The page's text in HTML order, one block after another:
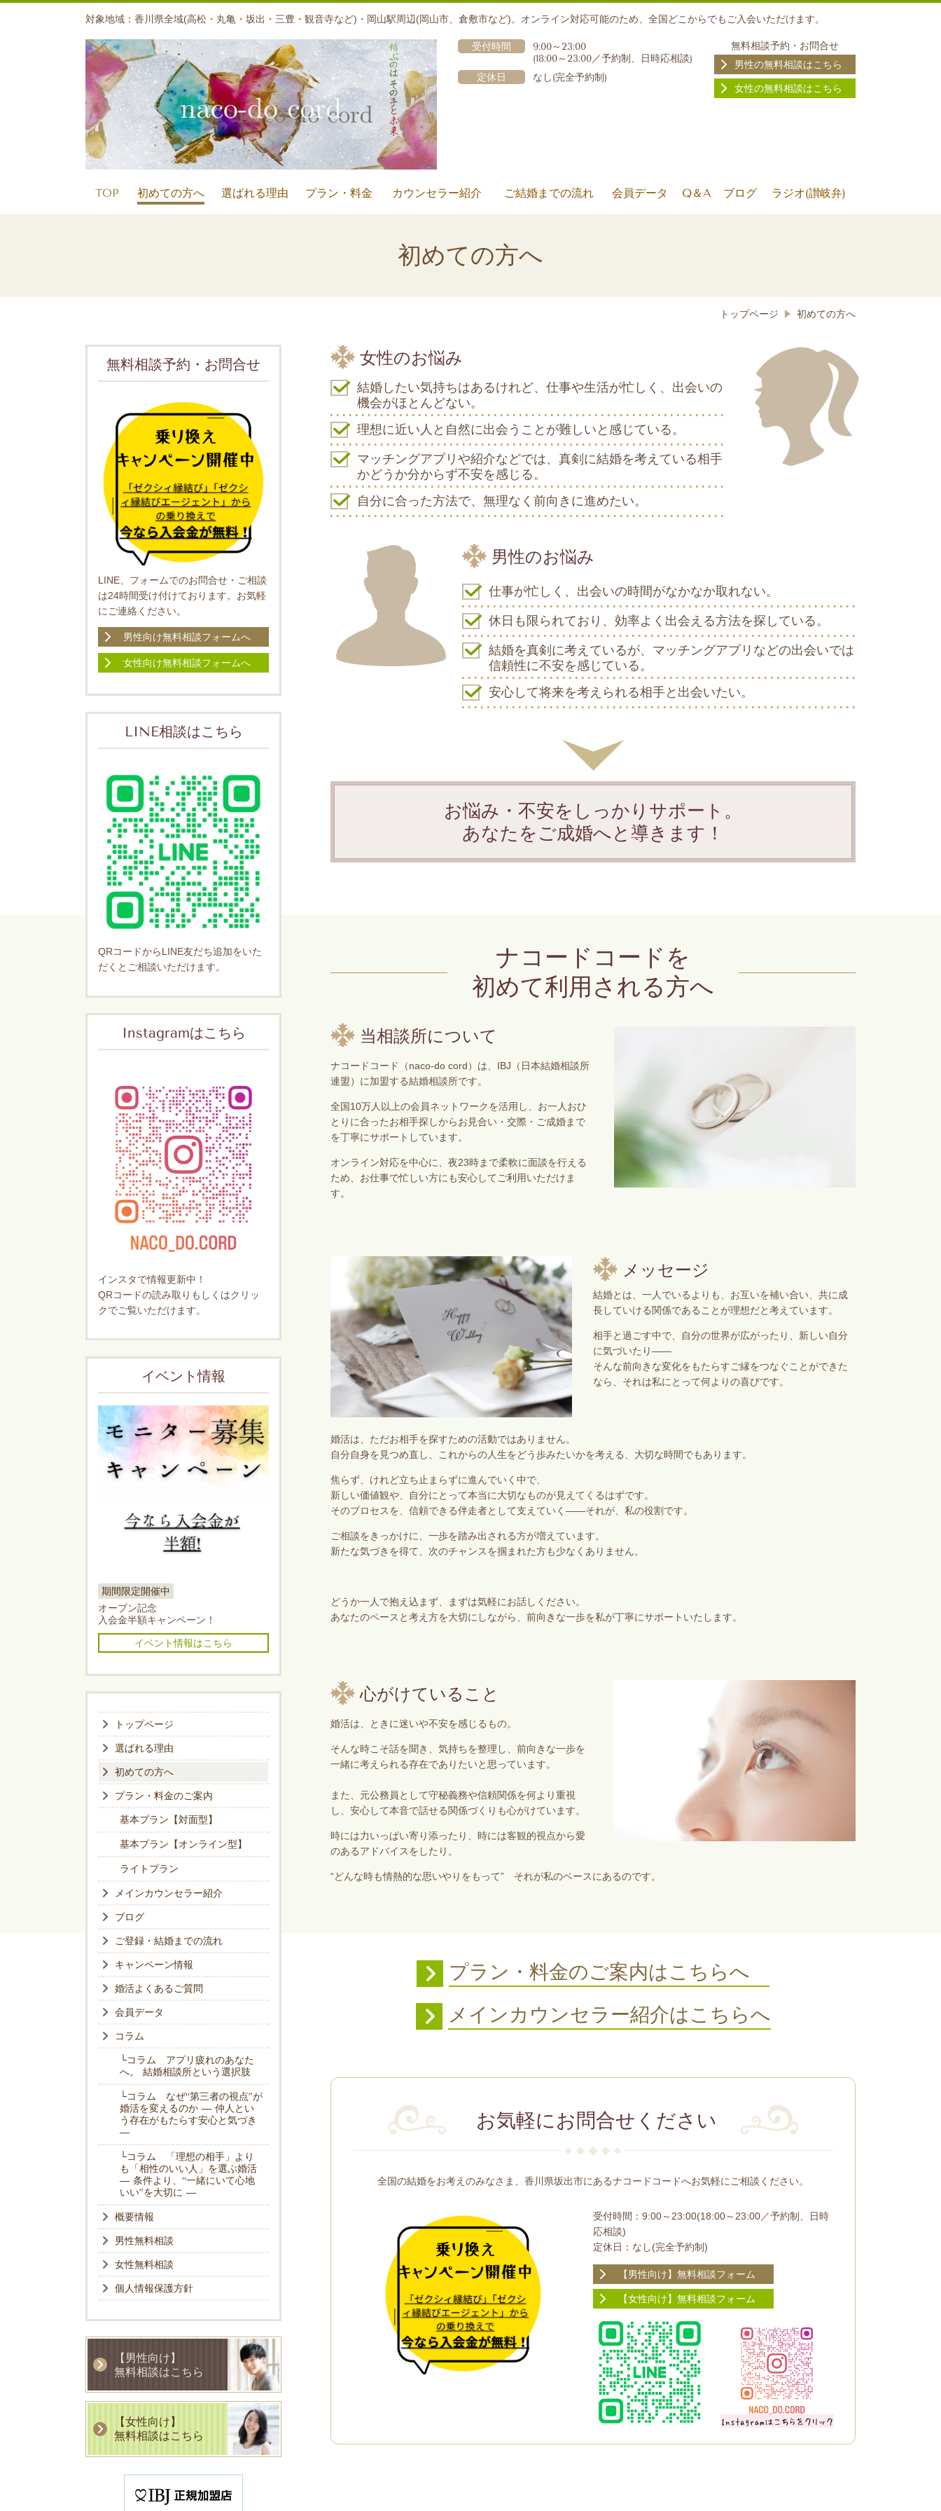
対象地域：香川県全域(高松・丸亀・坂出・三豊・観音寺など)・岡山駅周辺(岡山市、倉敷市など)。オンライン対応可能のため、全国どこからでもご入会いただけます。
受付時間
9:00～23:00
(18:00～23:00／予約制、日時応相談)
定休日
なし(完全予約制)
無料相談予約・お問合せ
男性の無料相談はこちら
女性の無料相談はこちら
TOP 初めての方へ 選ばれる理由 プラン・料金 カウンセラー紹介 ご結婚までの流れ 会員データ Q＆A ブログ ラジオ(讃岐弁)
初めての方へ
トップページ 初めての方へ
女性のお悩み
結婚したい気持ちはあるけれど、仕事や生活が忙しく、出会いの
機会がほとんどない。
理想に近い人と自然に出会うことが難しいと感じている。
マッチングアプリや紹介などでは、真剣に結婚を考えている相手
かどうか分からず不安を感じる。
自分に合った方法で、無理なく前向きに進めたい。
男性のお悩み
仕事が忙しく、出会いの時間がなかなか取れない。
休日も限られており、効率よく出会える方法を探している。
結婚を真剣に考えているが、マッチングアプリなどの出会いでは
信頼性に不安を感じている。
安心して将来を考えられる相手と出会いたい。
お悩み・不安をしっかりサポート。
あなたをご成婚へと導きます！
ナコードコードを
初めて利用される方へ
当相談所について
ナコードコード（naco-do cord）は、IBJ（日本結婚相談所
連盟）に加盟する結婚相談所です。
全国10万人以上の会員ネットワークを活用し、お一人おひ
とりに合ったお相手探しからお見合い・交際・ご成婚まで
を丁寧にサポートしています。
オンライン対応を中心に、夜23時まで柔軟に面談を行える
ため、お仕事で忙しい方にも安心してご利用いただけま
す。
メッセージ
結婚とは、一人でいるよりも、お互いを補い合い、共に成
長していける関係であることが理想だと考えています。
相手と過ごす中で、自分の世界が広がったり、新しい自分
に気づいたり——
そんな前向きな変化をもたらすご縁をつなぐことができた
なら、それは私にとって何よりの喜びです。
婚活は、ただお相手を探すための活動ではありません。
自分自身を見つめ直し、これからの人生をどう歩みたいかを考える、大切な時間でもあります。
焦らず、けれど立ち止まらずに進んでいく中で、
新しい価値観や、自分にとって本当に大切なものが見えてくるはずです。
そのプロセスを、信頼できる伴走者として支えていく——それが、私の役割です。
ご相談をきっかけに、一歩を踏み出される方が増えています。
新たな気づきを得て、次のチャンスを掴まれた方も少なくありません。
どうか一人で抱え込まず、まずは気軽にお話しください。
あなたのペースと考え方を大切にしながら、前向きな一歩を私が丁寧にサポートいたします。
心がけていること
婚活は、ときに迷いや不安を感じるもの。
そんな時こそ話を聞き、気持ちを整理し、前向きな一歩を
一緒に考えられる存在でありたいと思っています。
また、元公務員として守秘義務や信頼関係を何より重視
し、安心して本音で話せる関係づくりも心がけています。
時には力いっぱい寄り添ったり、時には客観的視点から愛
のあるアドバイスをしたり。
“どんな時も情熱的な思いやりをもって” それが私のベースにあるのです。
プラン・料金のご案内はこちらへ
メインカウンセラー紹介はこちらへ
お気軽にお問合せください
全国の結婚をお考えのみなさま、香川県坂出市にあるナコードコードへお気軽にご相談ください。
受付時間：9:00～23:00(18:00～23:00／予約制、日時
応相談)
定休日：なし(完全予約制)
【男性向け】無料相談フォーム
【女性向け】無料相談フォーム
無料相談予約・お問合せ
LINE、フォームでのお問合せ・ご相談
は24時間受け付けております。お気軽
にご連絡ください。
男性向け無料相談フォームへ
女性向け無料相談フォームへ
LINE相談はこちら
QRコードからLINE友だち追加をいた
だくとご相談いただけます。
Instagramはこちら
インスタで情報更新中！
QRコードの読み取りもしくはクリッ
クでご覧いただけます。
イベント情報
期間限定開催中
オープン記念
入会金半額キャンペーン！
イベント情報はこちら
トップページ
選ばれる理由
初めての方へ
プラン・料金のご案内
基本プラン【対面型】
基本プラン【オンライン型】
ライトプラン
メインカウンセラー紹介
ブログ
ご登録・結婚までの流れ
キャンペーン情報
婚活よくあるご質問
会員データ
コラム
└コラム アプリ疲れのあなた
へ。 結婚相談所という選択肢
└コラム なぜ“第三者の視点”が
婚活を変えるのか ― 仲人とい
う存在がもたらす安心と気づき
―
└コラム 「理想の相手」より
も「相性のいい人」を選ぶ婚活
― 条件より、“一緒にいて心地
いい”を大切に ―
概要情報
男性無料相談
女性無料相談
個人情報保護方針
【男性向け】
無料相談はこちら
【女性向け】
無料相談はこちら